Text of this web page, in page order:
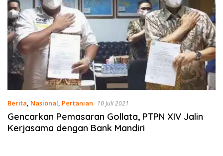
Berita, Nasional, Pertanian 10 Juli 2021
Gencarkan Pemasaran Gollata, PTPN XIV Jalin
Kerjasama dengan Bank Mandiri